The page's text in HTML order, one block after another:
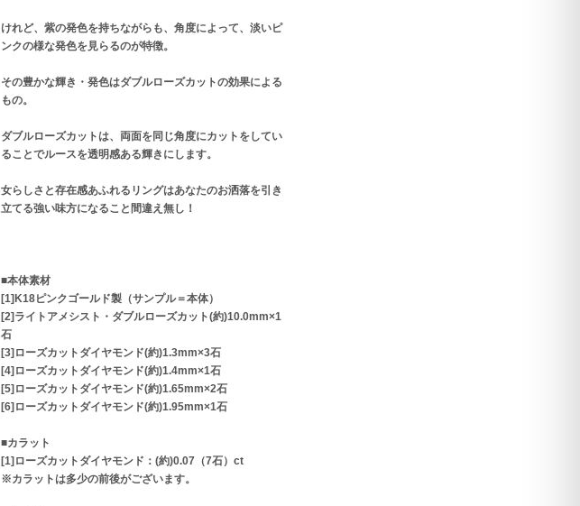
けれど、紫の発色を持ちながらも、角度によって、淡いピ
ンクの様な発色を見らるのが特徴。
その豊かな輝き・発色はダブルローズカットの効果による
もの。
ダブルローズカットは、両面を同じ角度にカットをしてい
ることでルースを透明感ある輝きにします。
女らしさと存在感あふれるリングはあなたのお洒落を引き
立てる強い味方になること間違え無し！
■本体素材
[1]K18ピンクゴールド製（サンプル＝本体）
[2]ライトアメシスト・ダブルローズカット(約)10.0mm×1
石
[3]ローズカットダイヤモンド(約)1.3mm×3石
[4]ローズカットダイヤモンド(約)1.4mm×1石
[5]ローズカットダイヤモンド(約)1.65mm×2石
[6]ローズカットダイヤモンド(約)1.95mm×1石
■カラット
[1]ローズカットダイヤモンド：(約)0.07（7石）ct
※カラットは多少の前後がございます。